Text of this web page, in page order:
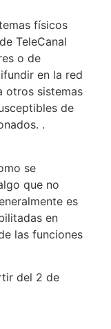
físicos
TeleCanal
o de
en la red
otros sistemas
de
.
se
que no
es
en
las funciones
del 2 de